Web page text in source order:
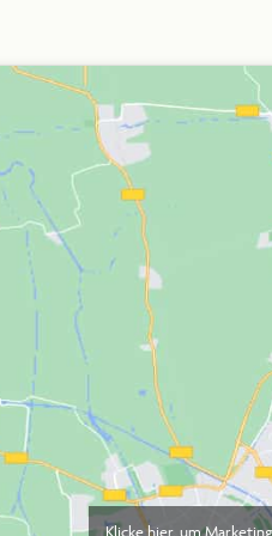
Klicke hier, um